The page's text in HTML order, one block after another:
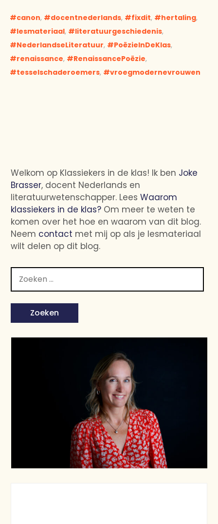
canon, docentnederlands, fixdit, hertaling,
lesmateriaal, literatuurgeschiedenis,
NederlandseLiteratuur, PoëzieInDeKlas,
renaissance, RenaissancePoëzie,
tesselschaderoemers, vroegmodernevrouwen
Welkom op Klassiekers in de klas! Ik ben Joke
Brasser, docent Nederlands en
literatuurwetenschapper. LeesWaarom
klassiekers in de klas? Om meer te weten te
komen over het hoe en waarom van dit blog.
Neem contact met mij op als je lesmateriaal
wilt delen op dit blog.
naar: